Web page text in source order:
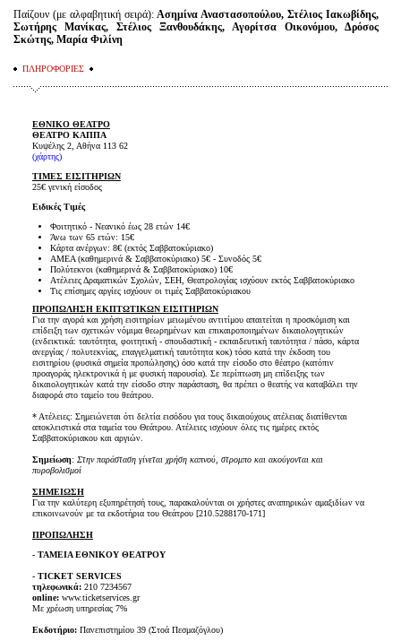
Παίζουν (με αλφαβητική σειρά):Ασημίνα Αναστασοπούλου, Στέλιος Ιακωβίδης,
Σωτήρης Μανίκας, Στέλιος Ξανθουδάκης, Αγορίτσα Οικονόμου, Δρόσος
Σκώτης, Μαρία Φιλίνη
ΠΛΗΡΟΦΟΡΙΕΣ
ΕΘΝΙΚΟ ΘΕΑΤΡΟ
ΘΕΑΤΡΟ ΚΑΠΠΑ
Κυψέλης 2, Αθήνα 113 62
(χάρτης)
ΤΙΜΕΣ ΕΙΣΙΤΗΡΙΩΝ
25€ γενική είσοδος
Ειδικές Τιμές
Φοιτητικό - Νεανικό έως 28 ετών 14€
Άνω των 65 ετών: 15€
Κάρτα ανέργων: 8€ (εκτός Σαββατοκύριακο)
ΑΜΕΑ (καθημερινά & Σαββατοκύριακο) 5€ - Συνοδός 5€
Πολύτεκνοι (καθημερινά & Σαββατοκύριακο) 10€
Ατέλειες Δραματικών Σχολών, ΣΕΗ, Θεατρολογίας ισχύουν εκτός Σαββατοκύριακο
Τις επίσημες αργίες ισχύουν οι τιμές Σαββατοκύριακου
ΠΡΟΠΩΛΗΣΗ ΕΚΠΤΩΤΙΚΩΝ ΕΙΣΙΤΗΡΙΩΝ
Για την αγορά και χρήση εισιτηρίων μειωμένου αντιτίμου απαιτείται η προσκόμιση και
επίδειξη των σχετικών νόμιμα θεωρημένων και επικαιροποιημένων δικαιολογητικών
(ενδεικτικά: ταυτότητα, φοιτητική - σπουδαστική - εκπαιδευτική ταυτότητα / πάσο, κάρτα
ανεργίας / πολυτεκνίας, επαγγελματική ταυτότητα κοκ) τόσο κατά την έκδοση του
εισιτηρίου (φυσικά σημεία προπώλησης) όσο κατά την είσοδο στο θέατρο (κατόπιν
προαγοράς ηλεκτρονικά ή με φυσική παρουσία). Σε περίπτωση μη επίδειξης των
δικαιολογητικών κατά την είσοδο στην παράσταση, θα πρέπει ο θεατής να καταβάλει την
διαφορά στο ταμείο του θεάτρου.
* Ατέλειες: Σημειώνεται ότι δελτία εισόδου για τους δικαιούχους ατέλειας διατίθενται
αποκλειστικά στα ταμεία του Θεάτρου. Ατέλειες ισχύουν όλες τις ημέρες εκτός
Σαββατοκύριακου και αργιών.
Σημείωση: Στην παράσταση γίνεται χρήση καπνού, στρομπο και ακούγονται και
πυροβολισμοί
ΣΗΜΕΙΩΣΗ
Για την καλύτερη εξυπηρέτησή τους, παρακαλούνται οι χρήστες αναπηρικών αμαξιδίων να
επικοινωνούν με τα εκδοτήρια του Θεάτρου [210.5288170-171]
ΠΡΟΠΩΛΗΣΗ
- ΤΑΜΕΙΑ ΕΘΝΙΚΟΥ ΘΕΑΤΡΟΥ
- TICKET SERVICES
τηλεφωνικά:210 7234567
online:www.ticketservices.gr
Με χρέωση υπηρεσίας 7%
Εκδοτήριο:Πανεπιστημίου 39 (Στοά Πεσμαζόγλου)